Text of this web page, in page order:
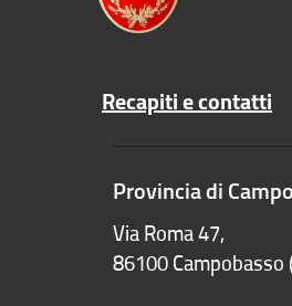
Recapiti e contatti
Provincia di
Via Roma 47,
86100 Campobasso